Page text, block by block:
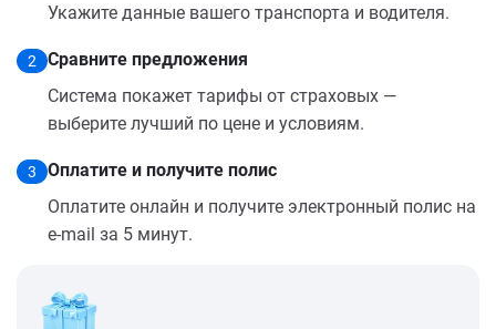
Укажите данные вашего транспорта и водителя.
2
Сравните предложения
Система покажет тарифы от страховых —
выберите лучший по цене и условиям.
3
Оплатите и получите полис
Оплатите онлайн и получите электронный полис на
e-mail за 5 минут.